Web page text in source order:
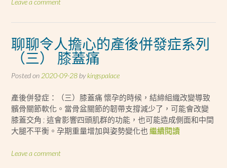
聊聊令人擔心的產後併發症系列
（三） 膝蓋痛
Posted on 2020-09-28 bykingspalace
產後併發症：（三）膝蓋痛 懷孕的時候，結締組織改變導致
髕骨關節軟化。當骨盆關節的韌帶支撐減少了，可能會改變
膝蓋交角 ; 這會影響四頭肌群的功能，也可能造成側面和中間
大腿不平衡。孕期重量增加與姿勢變化也 繼續閱讀
Leave a comment